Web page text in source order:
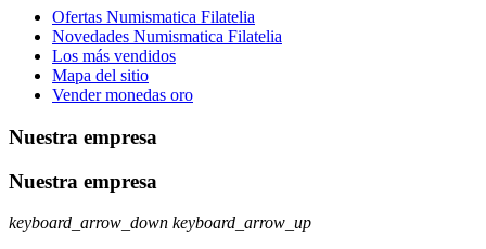
Ofertas Numismatica Filatelia
Novedades Numismatica Filatelia
Los más vendidos
Mapa del sitio
Vender monedas oro
Nuestra empresa
Nuestra empresa
keyboard_arrow_down keyboard_arrow_up